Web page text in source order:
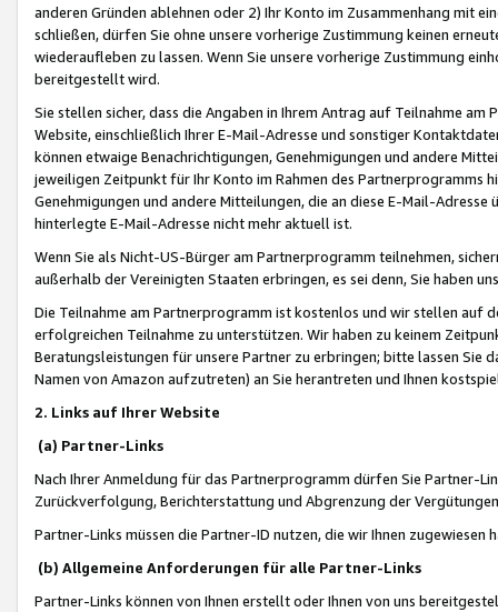
anderen Gründen ablehnen oder 2) Ihr Konto im Zusammenhang mit
schließen, dürfen Sie ohne unsere vorherige Zustimmung keinen
wiederaufleben zu lassen. Wenn Sie unsere vorherige Zustimmung
bereitgestellt wird.
Sie stellen sicher, dass die Angaben in Ihrem Antrag auf Teilnahme
Website, einschließlich Ihrer E-Mail-Adresse und sonstiger
können etwaige Benachrichtigungen, Genehmigungen und andere
jeweiligen Zeitpunkt für Ihr Konto im Rahmen des Partnerprogramms
Genehmigungen und andere Mitteilungen, die an diese E-Mail-
hinterlegte E-Mail-Adresse nicht mehr aktuell ist.
Wenn Sie als Nicht-US-Bürger am Partnerprogramm teilnehmen,
außerhalb der Vereinigten Staaten erbringen, es sei denn, Sie haben
Die Teilnahme am Partnerprogramm ist kostenlos und wir stellen auf
erfolgreichen Teilnahme zu unterstützen. Wir haben zu keinem
Beratungsleistungen für unsere Partner zu erbringen; bitte lassen Sie
Namen von Amazon aufzutreten) an Sie herantreten und Ihnen
2. Links auf Ihrer Website
(a) Partner-Links
Nach Ihrer Anmeldung für das Partnerprogramm dürfen Sie Partner-
Zurückverfolgung, Berichterstattung und Abgrenzung der
Partner-Links müssen die Partner-ID nutzen, die wir Ihnen zugewiesen
(b) Allgemeine Anforderungen für alle Partner-Links
Partner-Links können von Ihnen erstellt oder Ihnen von uns